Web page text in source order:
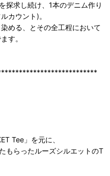
探求し続け、1本のデニム作り
カウント)。
める、とその全工程において
す。
Tee」を元に、
もらったルーズシルエットのT